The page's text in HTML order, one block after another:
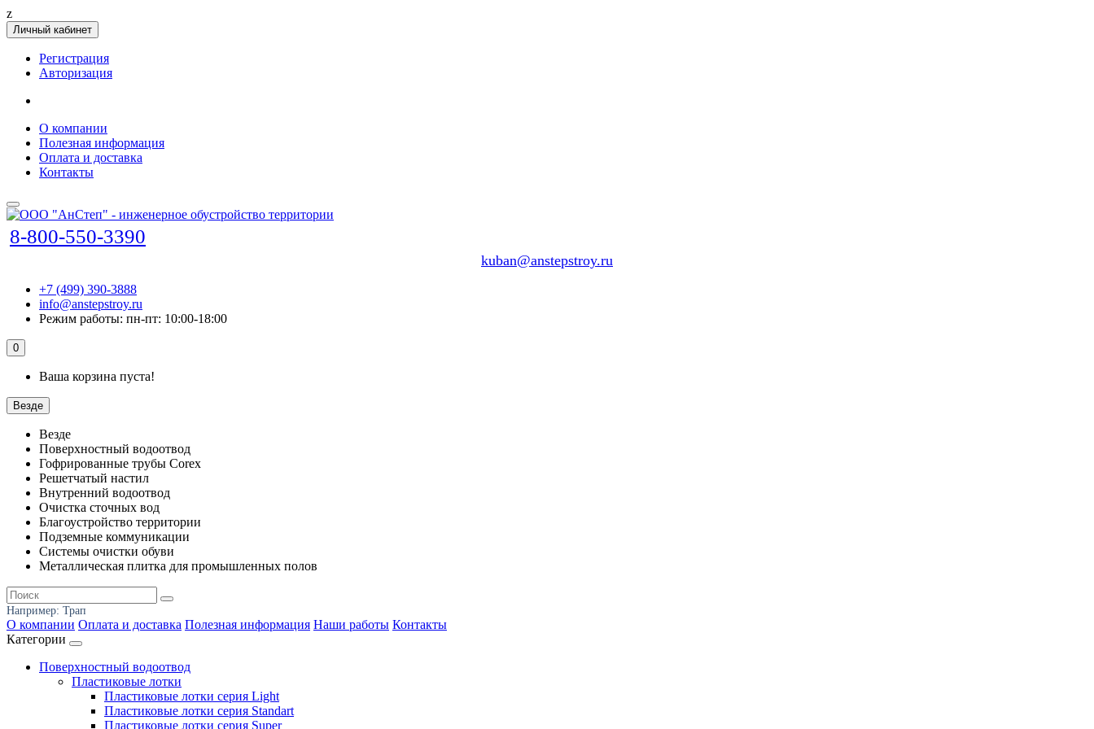
z
Личный кабинет
Регистрация
Авторизация
О компании
Полезная информация
Оплата и доставка
Контакты
8-800-550-3390
kuban@anstepstroy.ru
+7 (499) 390-3888
info@anstepstroy.ru
Режим работы: пн-пт: 10:00-18:00
0
Ваша корзина пуста!
Везде
Везде
Поверхностный водоотвод
Гофрированные трубы Corex
Решетчатый настил
Внутренний водоотвод
Очистка сточных вод
Благоустройство территории
Подземные коммуникации
Системы очистки обуви
Металлическая плитка для промышленных полов
Например: Трап
О компании Оплата и доставка Полезная информация Наши работы Контакты
Категории
Поверхностный водоотвод
Пластиковые лотки
Пластиковые лотки серия Light
Пластиковые лотки серия Standart
Пластиковые лотки серия Super